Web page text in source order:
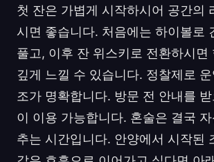
첫 잔은 가볍게 시작하시어 공간의
시면 좋습니다. 처음에는 하이볼로
풀고, 이후 잔 위스키로 전환하시면
깊게 느낄 수 있습니다. 정찰제로
조가 명확합니다. 방문 전 안내를
이 이용 가능합니다. 혼술은 결국
추는 시간입니다. 안양에서 시작된